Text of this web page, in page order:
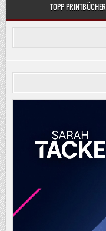
TOPP PRINTBÜCHER